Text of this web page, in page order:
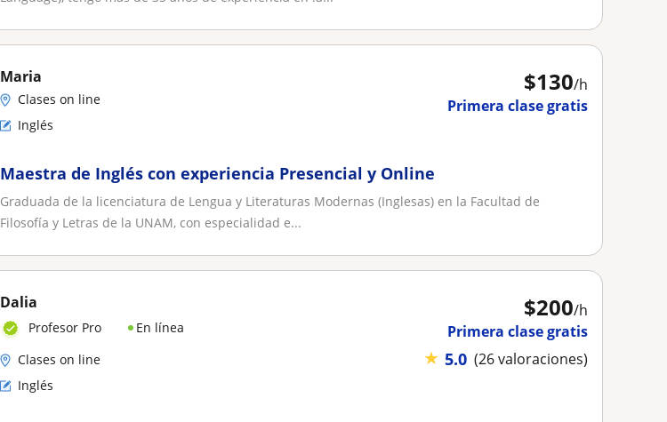
$130/h
Primera clase gratis
Maria
Clases on line
Inglés
Maestra de Inglés con experiencia Presencial y Online
Graduada de la licenciatura de Lengua y Literaturas Modernas (Inglesas) en la Facultad de
Filosofía y Letras de la UNAM, con especialidad e...
$200/h
Primera clase gratis
★ 5.0 (26 valoraciones)
Dalia
Profesor Pro
En línea
Clases on line
Inglés